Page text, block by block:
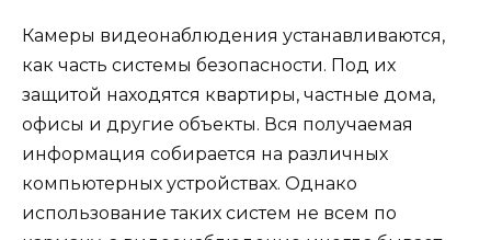
Камеры видеонаблюдения устанавливаются,
как часть системы безопасности. Под их
защитой находятся квартиры, частные дома,
офисы и другие объекты. Вся получаемая
информация собирается на различных
компьютерных устройствах. Однако
использование таких систем не всем по